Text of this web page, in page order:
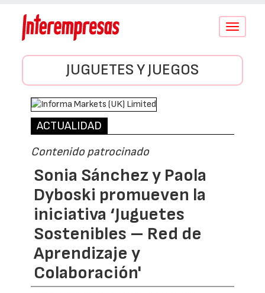
Conmutar
JUGUETES Y JUEGOS
ACTUALIDAD
Contenido patrocinado
Sonia Sánchez y Paola
Dyboski promueven la
iniciativa ‘Juguetes
Sostenibles – Red de
Aprendizaje y
Colaboración'